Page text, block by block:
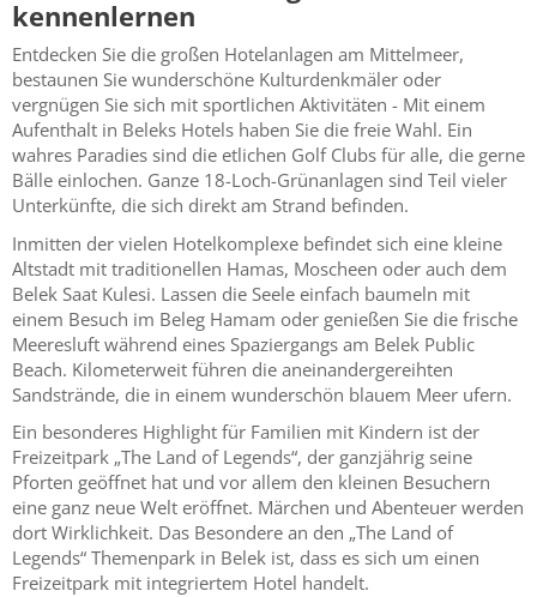
kennenlernen
Entdecken Sie die großen Hotelanlagen am Mittelmeer,
bestaunen Sie wunderschöne Kulturdenkmäler oder
vergnügen Sie sich mit sportlichen Aktivitäten - Mit einem
Aufenthalt in Beleks Hotels haben Sie die freie Wahl. Ein
wahres Paradies sind die etlichen Golf Clubs für alle, die gerne
Bälle einlochen. Ganze 18-Loch-Grünanlagen sind Teil vieler
Unterkünfte, die sich direkt am Strand befinden.
Inmitten der vielen Hotelkomplexe befindet sich eine kleine
Altstadt mit traditionellen Hamas, Moscheen oder auch dem
Belek Saat Kulesi. Lassen die Seele einfach baumeln mit
einem Besuch im Beleg Hamam oder genießen Sie die frische
Meeresluft während eines Spaziergangs am Belek Public
Beach. Kilometerweit führen die aneinandergereihten
Sandstrände, die in einem wunderschön blauem Meer ufern.
Ein besonderes Highlight für Familien mit Kindern ist der
Freizeitpark „The Land of Legends“, der ganzjährig seine
Pforten geöffnet hat und vor allem den kleinen Besuchern
eine ganz neue Welt eröffnet. Märchen und Abenteuer werden
dort Wirklichkeit. Das Besondere an den „The Land of
Legends“ Themenpark in Belek ist, dass es sich um einen
Freizeitpark mit integriertem Hotel handelt.